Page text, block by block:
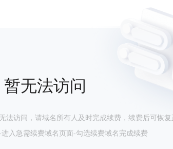
无法访问
法访问，请域名所有人及时完成续费，续费后可恢复
入急需续费域名页面-勾选续费域名完成续费